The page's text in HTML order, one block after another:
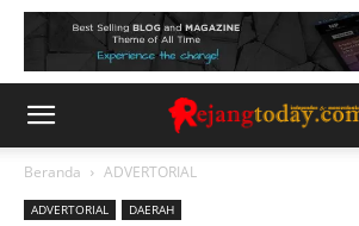
Beranda ADVERTORIAL
ADVERTORIAL DAERAH